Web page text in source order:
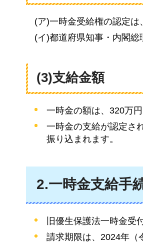
(ア)一時金受給権の認定は
(イ)都道府県知事・内閣総
(3)支給金額
一時金の額は、320万円
一時金の支給が認定さ
振り込まれます。
2.一時金支給手
旧優生保護法一時金受
請求期限は、2024年（